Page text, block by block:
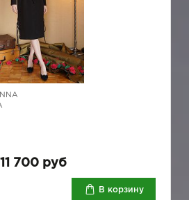
11 700 руб
В корзину